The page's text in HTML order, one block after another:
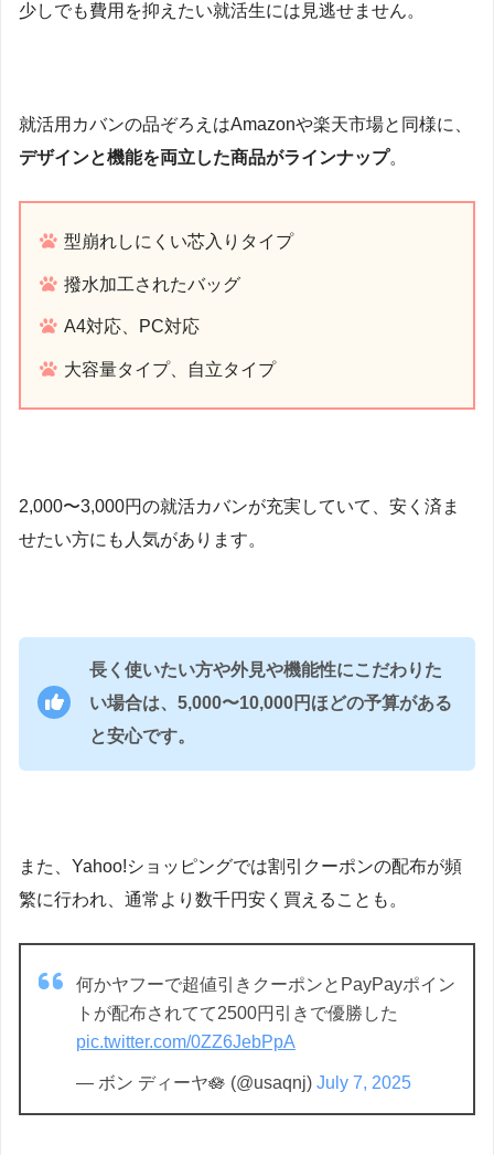
少しでも費用を抑えたい就活生には見逃せません。
就活用カバンの品ぞろえはAmazonや楽天市場と同様に、
デザインと機能を両立した商品がラインナップ。
型崩れしにくい芯入りタイプ
撥水加工されたバッグ
A4対応、PC対応
大容量タイプ、自立タイプ
2,000〜3,000円の就活カバンが充実していて、安く済ま
せたい方にも人気があります。
長く使いたい方や外見や機能性にこだわりた
い場合は、5,000〜10,000円ほどの予算がある
と安心です。
また、Yahoo!ショッピングでは割引クーポンの配布が頻
繁に行われ、通常より数千円安く買えることも。
何かヤフーで超値引きクーポンとPayPayポイン
トが配布されてて2500円引きで優勝した
pic.twitter.com/0ZZ6JebPpA
— ボン ディーヤ🪷 (@usaqnj) July 7, 2025